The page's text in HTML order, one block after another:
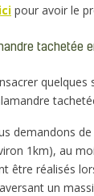
pour avoir le
tachetée
demandons
1km), au
être réalisés
un